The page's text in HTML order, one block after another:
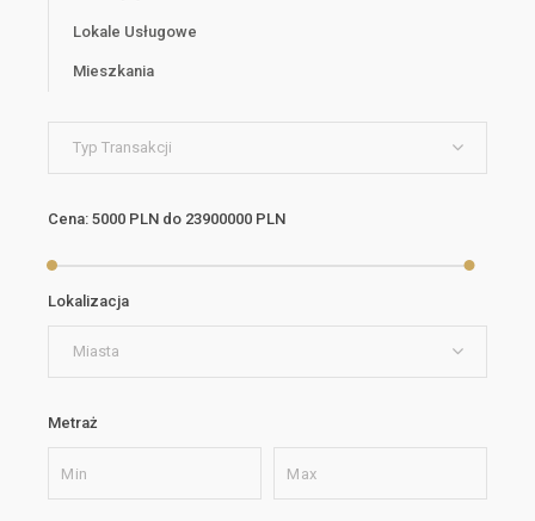
Lokale Usługowe
Mieszkania
Typ Transakcji
Cena: 5000 PLN do 23900000 PLN
Lokalizacja
Miasta
Metraż